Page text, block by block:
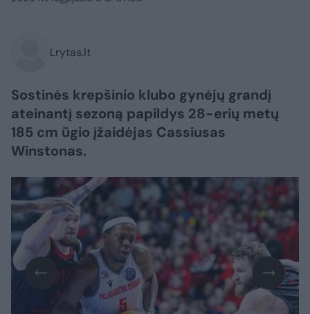
Lrytas.lt
Sostinės krepšinio klubo gynėjų grandį
ateinantį sezoną papildys 28-erių metų
185 cm ūgio įžaidėjas Cassiusas
Winstonas.